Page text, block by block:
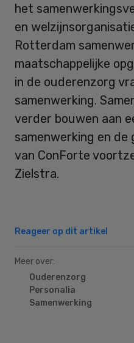
het
en
Rotterdam
maatschappelijke
in de ouderenzorg
samenwerking.
verder bouwen aan
samenwerking en de
van ConForte
Zielstra‍.‍
Reageer op dit artikel
Meer over:
Ouderenzorg
Personalia
Samenwerking